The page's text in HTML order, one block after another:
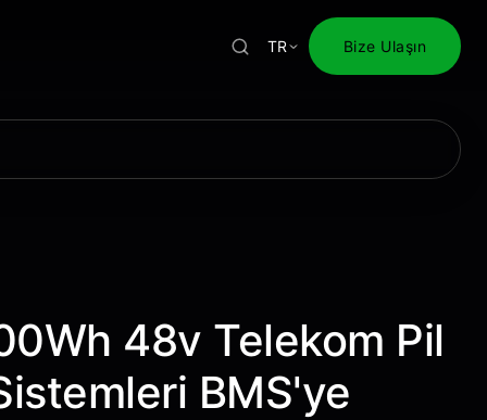
TR Bize Ulaşın
48v Telekom Pil
BMS'ye